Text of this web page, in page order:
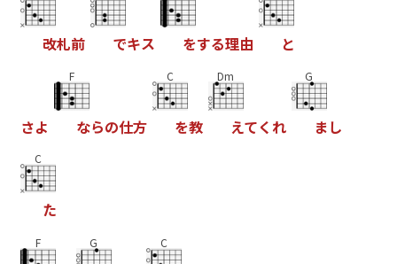
改札前 でキス をする理由 と
さよ
F
ならの仕方
C
を教
Dm
えてく れ
G
まし
C
た
F G C